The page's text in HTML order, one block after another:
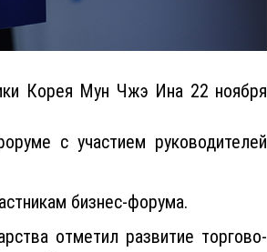
Корея Мун Чжэ Ина 22 ноября
с участием руководителей
бизнес-форума.
отметил развитие торгово-